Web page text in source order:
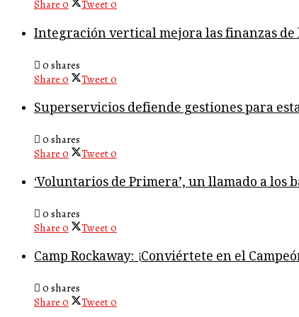
Share 0 Tweet0
Integración vertical mejora las finanzas de
0 shares
Share 0 Tweet0
Superservicios defiende gestiones para
0 shares
Share 0 Tweet0
‘Voluntarios de Primera’, un llamado a
0 shares
Share 0 Tweet0
Camp Rockaway: ¡Conviértete en el
0 shares
Share 0 Tweet0